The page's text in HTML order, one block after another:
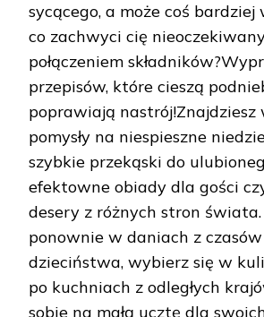
sycącego, a może coś
co zachwyci cię
połączeniem
przepisów, które cieszą
poprawiają nastrój!Znajdziesz
pomysły na niespieszne
szybkie przekąski do
efektowne obiady dla gości
desery z różnych stron
ponownie w daniach z czasów
dzieciństwa, wybierz się w
po kuchniach z odległych
sobie na małą ucztę dla